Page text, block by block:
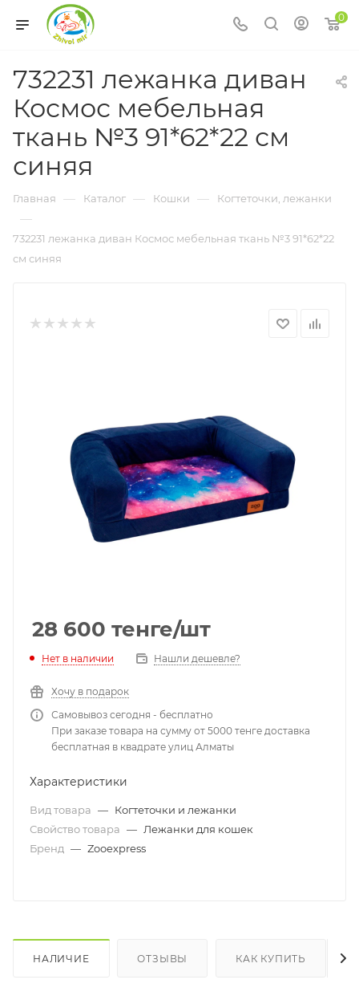
0
732231 лежанка диван
Космос мебельная
ткань №3 91*62*22 см
синяя
Главная — Каталог — Кошки — Когтеточки, лежанки
—
732231 лежанка диван Космос мебельная ткань №3 91*62*22
см синяя
28 600 тенге/шт
Нет в наличии Нашли дешевле?
Хочу в подарок
Самовывоз сегодня - бесплатно
При заказе товара на сумму от 5000 тенге доставка
бесплатная в квадрате улиц Алматы
Характеристики
Вид товара — Когтеточки и лежанки
Свойство товара — Лежанки для кошек
Бренд — Zooexpress
НАЛИЧИЕ ОТЗЫВЫ КАК КУПИТЬ